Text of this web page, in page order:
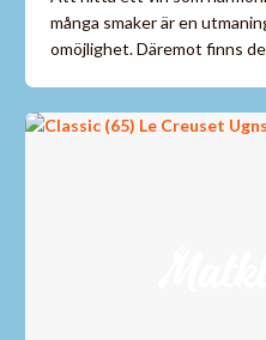
många smaker är en
omöjlighet. Däremot finns